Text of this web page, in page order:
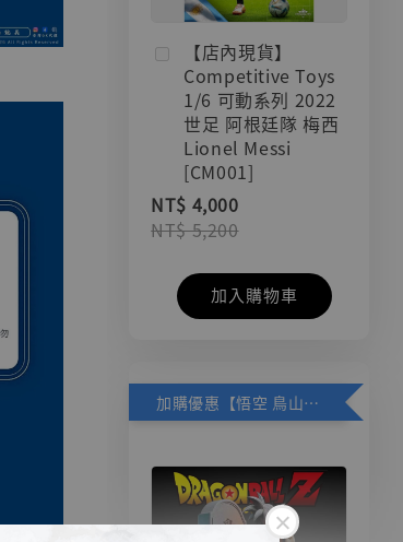
【店內現貨】
Competitive Toys
1/6 可動系列 2022
世足 阿根廷隊 梅西
Lionel Messi
[CM001]
NT$ 4,000
NT$ 5,200
加入購物車
加購優惠【悟空 鳥山明紀念款 [奇蹟工作室]】